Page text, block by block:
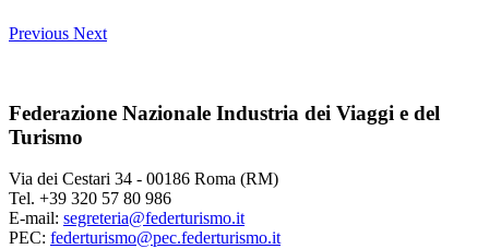
Previous Next
Federazione Nazionale Industria dei Viaggi e del
Turismo
Via dei Cestari 34 - 00186 Roma (RM)
Tel. +39 320 57 80 986
E-mail: segreteria@federturismo.it
PEC: federturismo@pec.federturismo.it